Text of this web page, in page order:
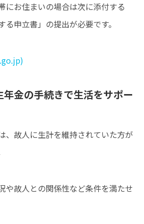
にお住まいの場合は次に添付する
る申立書」の提出が必要です。
金の手続きで生活をサポー
、故人に生計を維持されていた方が
や故人との関係性など条件を満たせ